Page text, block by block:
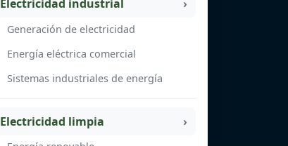
Electricidad industrial
Generación de electricidad
Energía eléctrica comercial
Sistemas industriales de energía
Electricidad limpia